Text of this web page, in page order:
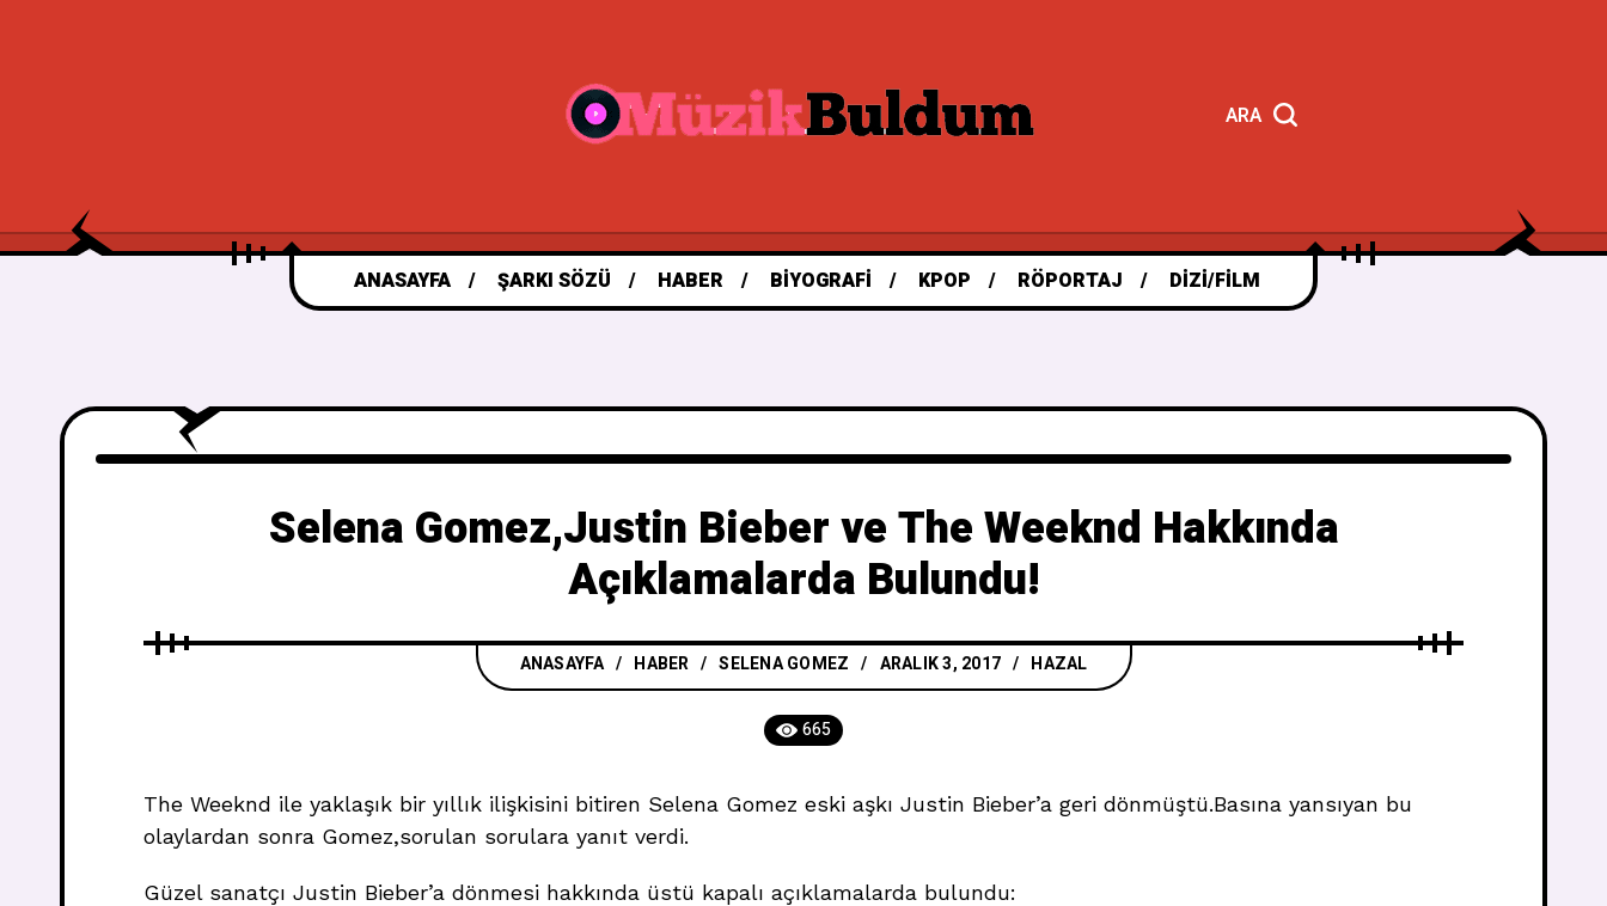
ARA
ANASAYFA ŞARKI SÖZÜ HABER BIYOGRAFI KPOP RÖPORTAJ DIZI/FILM
Selena Gomez,Justin Bieber ve The Weeknd Hakkında
Açıklamalarda Bulundu!
ANASAYFA/ HABER /SELENA GOMEZ ARALIK 3, 2017 HAZAL
665
The Weeknd ile yaklaşık bir yıllık ilişkisini bitiren Selena Gomez eski aşkı Justin Bieber’a geri dönmüştü.Basına yansıyan bu
olaylardan sonra Gomez,sorulan sorulara yanıt verdi.
Güzel sanatçı Justin Bieber’a dönmesi hakkında üstü kapalı açıklamalarda bulundu: